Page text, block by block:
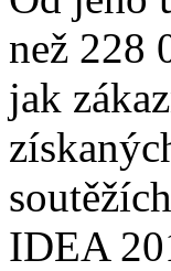
než 228
jak
IDEA